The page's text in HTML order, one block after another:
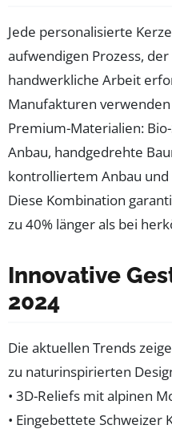
Jede personalisierte
aufwendigen Prozess,
handwerkliche Arbeit
Manufakturen
Premium-Materialien:
Anbau, handgedrehte
kontrolliertem Anbau
Diese Kombination
zu 40% länger als bei
Innovative
2024
Die aktuellen Trends
zu naturinspirierten
• 3D-Reliefs mit alpinen
• Eingebettete Schweizer